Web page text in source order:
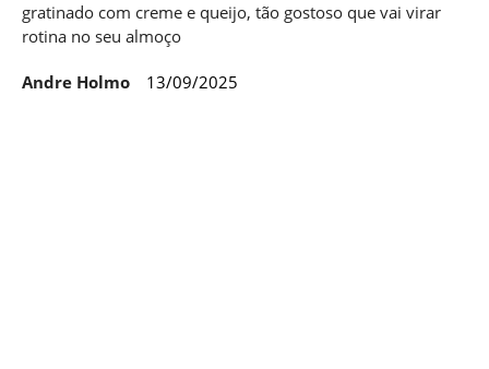
gratinado com creme e queijo, tão gostoso que vai virar
rotina no seu almoço
Andre Holmo 13/09/2025